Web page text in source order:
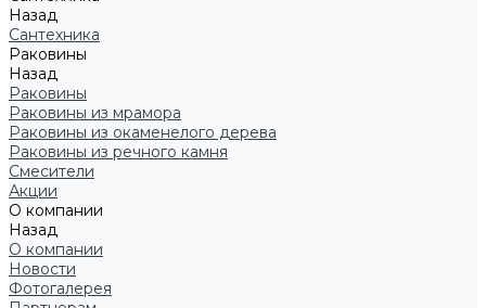
Назад
Сантехника
Раковины
Назад
Раковины
Раковины из мрамора
Раковины из окаменелого дерева
Раковины из речного камня
Смесители
Акции
О компании
Назад
О компании
Новости
Фотогалерея